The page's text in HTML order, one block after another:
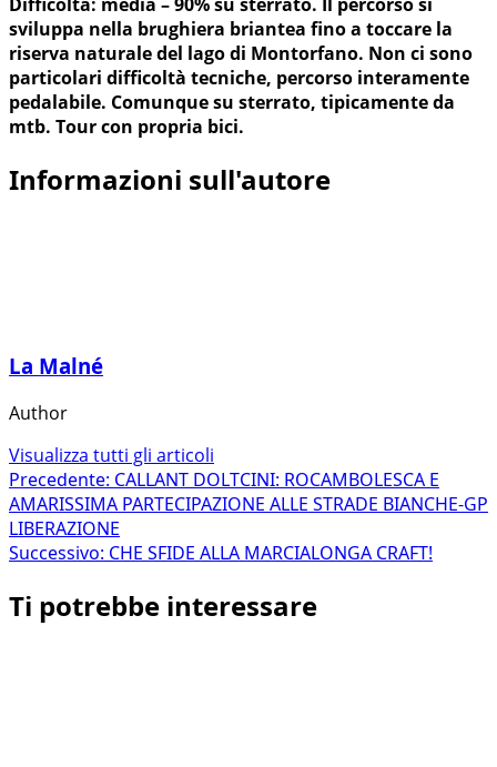
sviluppa nella brughiera briantea fino a toccare la
riserva naturale del lago di Montorfano. Non ci sono
particolari difficoltà tecniche, percorso interamente
pedalabile. Comunque su sterrato, tipicamente da
mtb. Tour con propria bici.
Informazioni sull'autore
La Malné
Author
Visualizza tutti gli articoli
Navigazione
articolo
Precedente: CALLANT DOLTCINI: ROCAMBOLESCA E
AMARISSIMA PARTECIPAZIONE ALLE STRADE BIANCHE-GP
LIBERAZIONE
Successivo: CHE SFIDE ALLA MARCIALONGA CRAFT!
Ti potrebbe interessare